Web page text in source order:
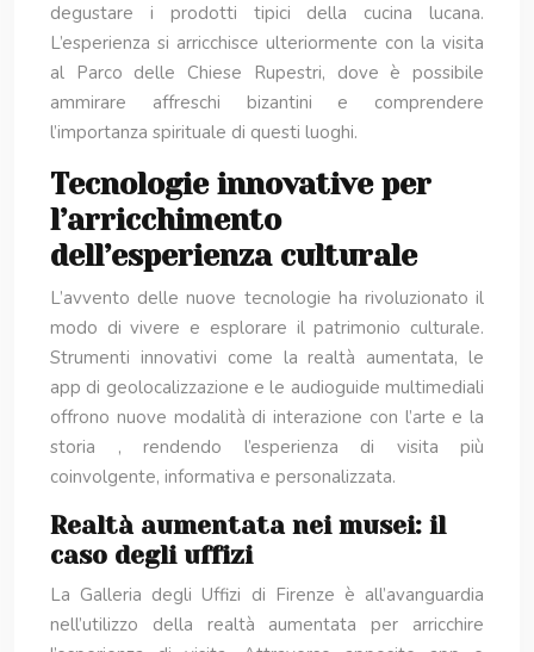
degustare i prodotti tipici della cucina lucana.
L’esperienza si arricchisce ulteriormente con la visita
al Parco delle Chiese Rupestri, dove è possibile
ammirare affreschi bizantini e comprendere
l’importanza spirituale di questi luoghi.
Tecnologie innovative per
l’arricchimento
dell’esperienza culturale
L’avvento delle nuove tecnologie ha rivoluzionato il
modo di vivere e esplorare il patrimonio culturale.
Strumenti innovativi come la realtà aumentata, le
app di geolocalizzazione e le audioguide multimediali
offrono nuove modalità di interazione con l’arte e la
storia , rendendo l’esperienza di visita più
coinvolgente, informativa e personalizzata.
Realtà aumentata nei musei: il
caso degli uffizi
La Galleria degli Uffizi di Firenze è all’avanguardia
nell’utilizzo della realtà aumentata per arricchire